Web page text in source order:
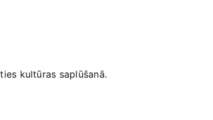
‍kultūras saplūšanā.